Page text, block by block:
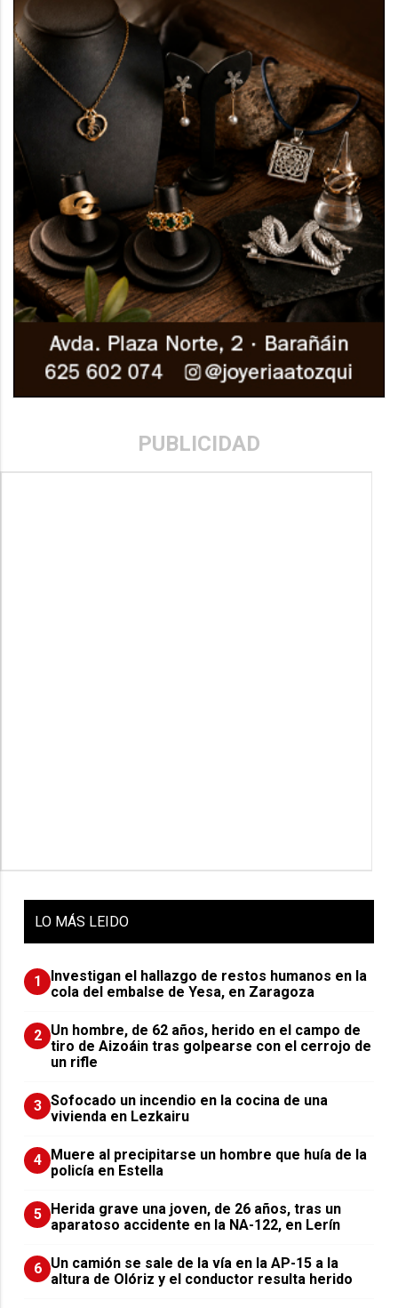
PUBLICIDAD
LO MÁS LEIDO
1
Investigan el hallazgo de restos humanos en la
cola del embalse de Yesa, en Zaragoza
2 Un hombre, de 62 años, herido en el campo de
tiro de Aizoáin tras golpearse con el cerrojo de
un rifle
3 Sofocado un incendio en la cocina de una
vivienda en Lezkairu
4
Muere al precipitarse un hombre que huía de la
policía en Estella
5
Herida grave una joven, de 26 años, tras un
aparatoso accidente en la NA-122, en Lerín
6 Un camión se sale de la vía en la AP-15 a la
altura de Olóriz y el conductor resulta herido